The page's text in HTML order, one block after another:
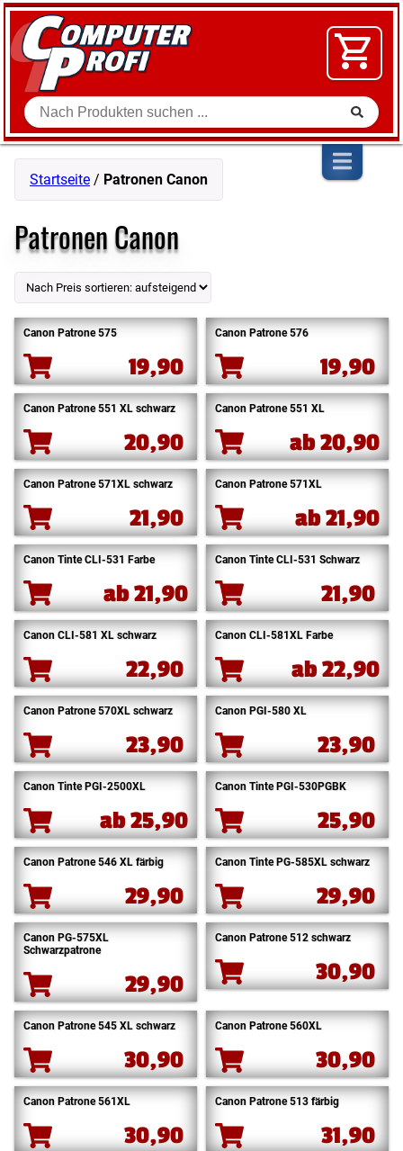
Zum Inhalt springen
Suche
SOFTWARE
VIDEO
SHOP
Startseite / Patronen Canon
Patronen Canon
Canon Patrone 575
19,90
Canon Patrone 576
19,90
Canon Patrone 551 XL schwarz
20,90
Canon Patrone 551 XL
ab20,90
Canon Patrone 571XL schwarz
21,90
Canon Patrone 571XL
ab21,90
Canon Tinte CLI-531 Farbe
ab21,90
Canon Tinte CLI-531 Schwarz
21,90
Canon CLI-581 XL schwarz
22,90
Canon CLI-581XL Farbe
ab22,90
Canon Patrone 570XL schwarz
23,90
Canon PGI-580 XL
23,90
Canon Tinte PGI-2500XL
ab25,90
Canon Tinte PGI-530PGBK
25,90
Canon Patrone 546 XL färbig
29,90
Canon Tinte PG-585XL schwarz
29,90
Canon PG-575XL
Schwarzpatrone
29,90
Canon Patrone 512 schwarz
30,90
Canon Patrone 545 XL schwarz
30,90
Canon Patrone 560XL
30,90
Canon Patrone 561XL
30,90
Canon Patrone 513 färbig
31,90